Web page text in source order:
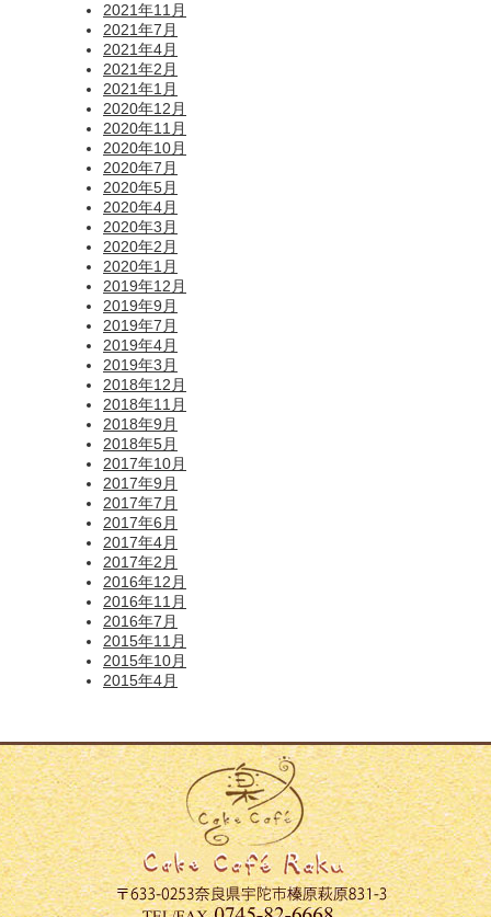
2021年11月
2021年7月
2021年4月
2021年2月
2021年1月
2020年12月
2020年11月
2020年10月
2020年7月
2020年5月
2020年4月
2020年3月
2020年2月
2020年1月
2019年12月
2019年9月
2019年7月
2019年4月
2019年3月
2018年12月
2018年11月
2018年9月
2018年5月
2017年10月
2017年9月
2017年7月
2017年6月
2017年4月
2017年2月
2016年12月
2016年11月
2016年7月
2015年11月
2015年10月
2015年4月